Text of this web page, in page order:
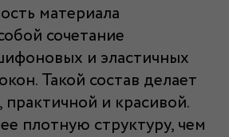
материала
сочетание
и эластичных
Такой состав делает
практичной и красивой.
плотную структуру, чем